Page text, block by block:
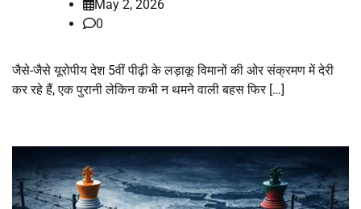
May 2, 2026
0
जैसे-जैसे यूरोपीय देश 5वीं पीढ़ी के लड़ाकू विमानों की ओर संक्रमण में देरी
कर रहे हैं, एक पुरानी लेकिन कभी न थमने वाली बहस फिर […]